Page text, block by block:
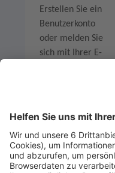
Erstellen Sie ein
Benutzerkonto
oder melden Sie
sich mit Ihrer E-